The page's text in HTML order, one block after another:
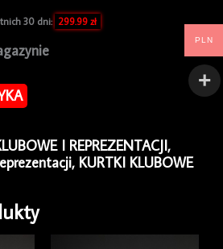
30 dni: 299.99 zł
I REPREZENTACJI,
, KURTKI KLUBOWE
PLN